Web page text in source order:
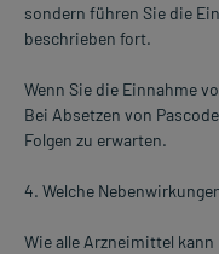
sondern führen Sie die
beschrieben fort.
Wenn Sie die Einnahme
Bei Absetzen von
Folgen zu erwarten.
4. Welche
Wie alle Arzneimittel